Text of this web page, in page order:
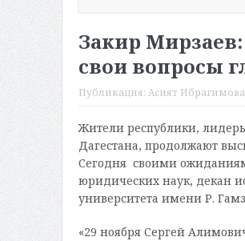
Закир
свои вопросы
Публикация: Асият Ибрагимова
Жители республики,
Дагестана, продолжают
Сегодня своими
юридических наук, декан
университета имени Р.
«29 ноября Сергей